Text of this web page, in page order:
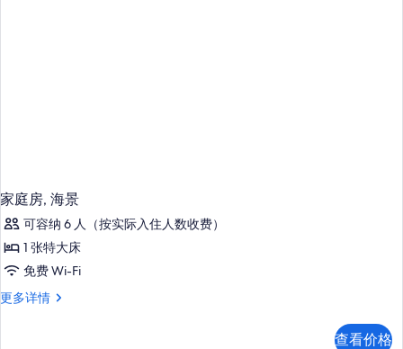
家庭房, 海景
可容纳 6 人（按实际入住人数收费）
1 张特大床
免费 Wi-Fi
更多详情
家
查看价格